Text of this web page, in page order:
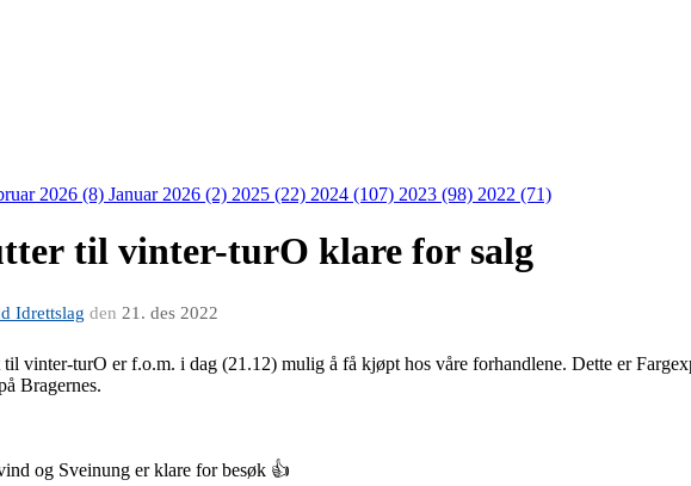
2026 (8) Januar 2026 (2) 2025 (22) 2024 (107) 2023 (98) 2022 (71)
til vinter-turO klare for salg
Idrettslag den 21. des 2022
vinter-turO er f.o.m. i dag (21.12) mulig å få kjøpt hos våre forhandlene. Dette er
Bragernes.
og Sveinung er klare for besøk 👍